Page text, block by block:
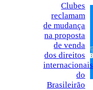
Clubes
reclamam
de mudança
na proposta
de venda
dos direitos
internacionais
do
Brasileirão